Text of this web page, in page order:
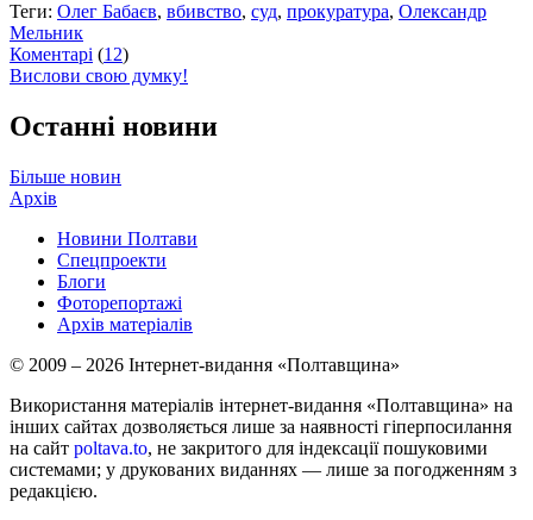
Теги: Олег Бабаєв, вбивство, суд, прокуратура, Олександр
Мельник
Коментарі (12)
Вислови свою думку!
Останні новини
Більше новин
Архів
Новини Полтави
Спецпроекти
Блоги
Фоторепортажі
Архів матеріалів
© 2009 – 2026 Інтернет-видання «Полтавщина»
Використання матеріалів інтернет-видання «Полтавщина» на
інших сайтах дозволяється лише за наявності гіперпосилання
на сайт poltava.to, не закритого для індексації пошуковими
системами; у друкованих виданнях — лише за погодженням з
редакцією.